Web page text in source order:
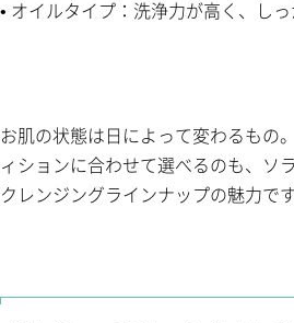
• オイルタイプ：洗浄力が高く、し
お肌の状態は日によって変わるもの
ィションに合わせて選べるのも、ソ
クレンジングラインナップの魅力です